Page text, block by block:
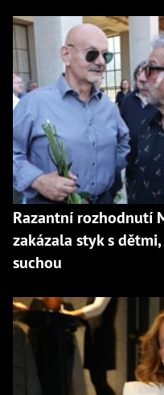
Razantní rozhodnutí
zakázala styk s
suchou